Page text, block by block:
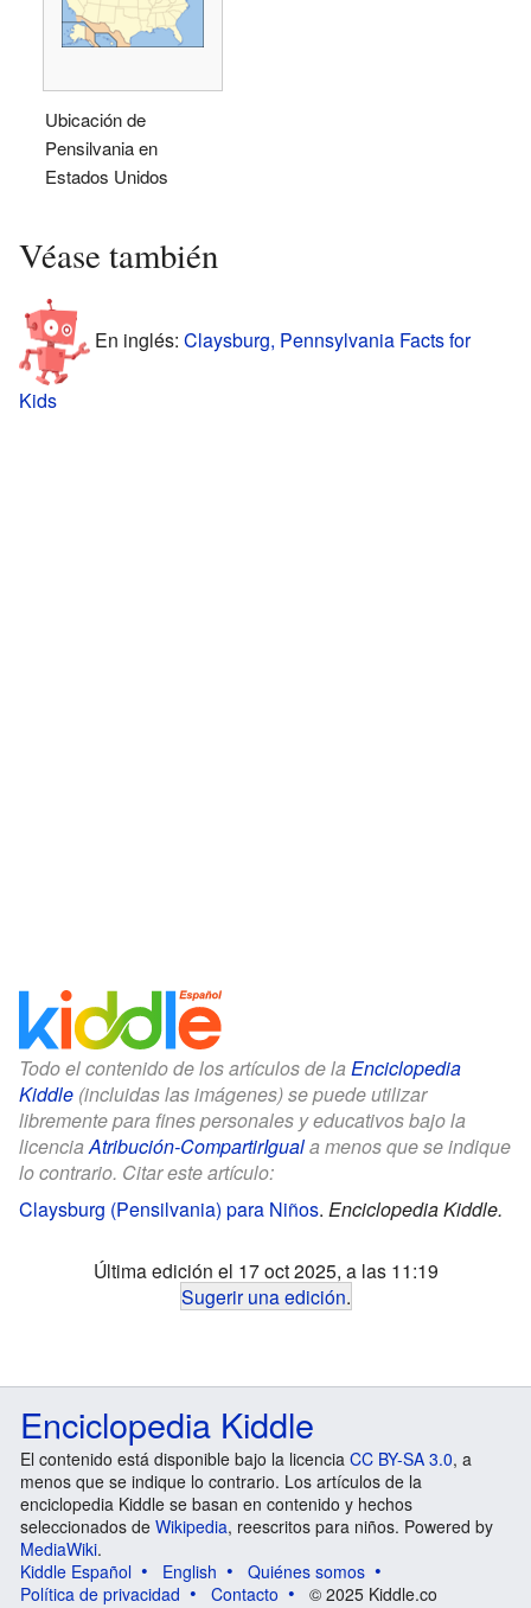
Ubicación de
Pensilvania en
Estados Unidos
Véase también
En inglés: Claysburg, Pennsylvania Facts for
Kids
Todo el contenido de los artículos de la Enciclopedia
Kiddle (incluidas las imágenes) se puede utilizar
libremente para fines personales y educativos bajo la
licenciaAtribución-CompartirIguala menos que se indique
lo contrario. Citar este artículo:
Claysburg (Pensilvania) para Niños. Enciclopedia Kiddle.
Última edición el 17 oct 2025, a las 11:19
Sugerir una edición.
Enciclopedia Kiddle
El contenido está disponible bajo la licencia CC BY-SA 3.0, a
menos que se indique lo contrario. Los artículos de la
enciclopedia Kiddle se basan en contenido y hechos
seleccionados de Wikipedia, reescritos para niños. Powered by
MediaWiki.
Kiddle Español
English
Quiénes somos
Política de privacidad
Contacto © 2025 Kiddle.co